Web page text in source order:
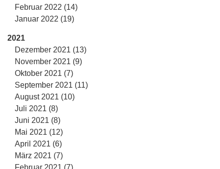
Februar 2022 (14)
Januar 2022 (19)
2021
Dezember 2021 (13)
November 2021 (9)
Oktober 2021 (7)
September 2021 (11)
August 2021 (10)
Juli 2021 (8)
Juni 2021 (8)
Mai 2021 (12)
April 2021 (6)
März 2021 (7)
Februar 2021 (7)